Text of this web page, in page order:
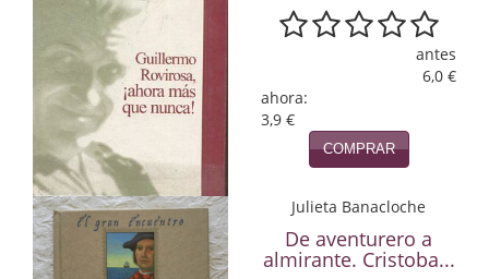
Literatura fantástica
Literatura hispanoamericana
Local
Mafia y espionaje
Matemáticas
antes
6,0 €
ahora:
3,9 €
COMPRAR
Julieta Banacloche
De aventurero a
almirante. Cristoba...